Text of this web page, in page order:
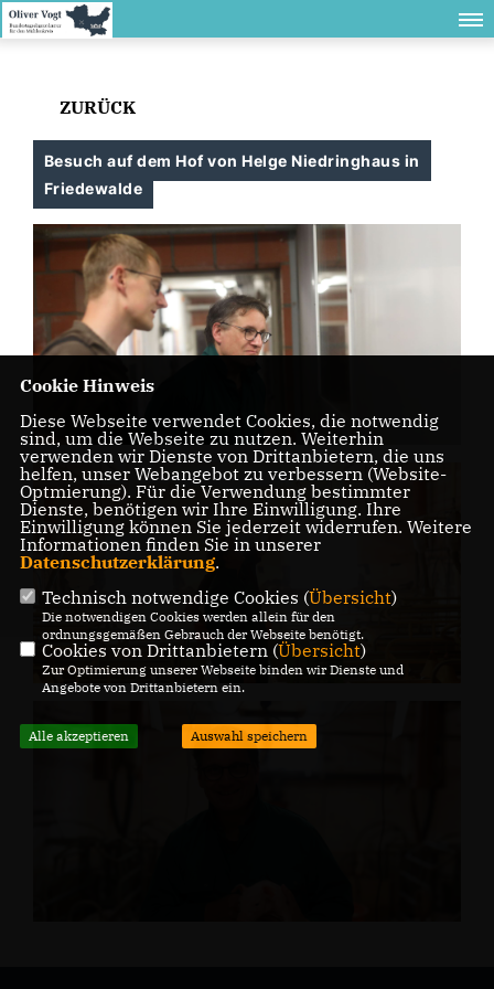
ZURÜCK
Besuch auf dem Hof von Helge Niedringhaus in
Friedewalde
Cookie Hinweis
Diese Webseite verwendet Cookies, die notwendig
sind, um die Webseite zu nutzen. Weiterhin
verwenden wir Dienste von Drittanbietern, die uns
helfen, unser Webangebot zu verbessern (Website-
Optmierung). Für die Verwendung bestimmter
Dienste, benötigen wir Ihre Einwilligung. Ihre
Einwilligung können Sie jederzeit widerrufen. Weitere
Informationen finden Sie in unserer
Datenschutzerklärung.
Technisch notwendige Cookies (Übersicht)
Die notwendigen Cookies werden allein für den
ordnungsgemäßen Gebrauch der Webseite benötigt.
Cookies von Drittanbietern (Übersicht)
Zur Optimierung unserer Webseite binden wir Dienste und
Angebote von Drittanbietern ein.
Alle akzeptieren Auswahl speichern